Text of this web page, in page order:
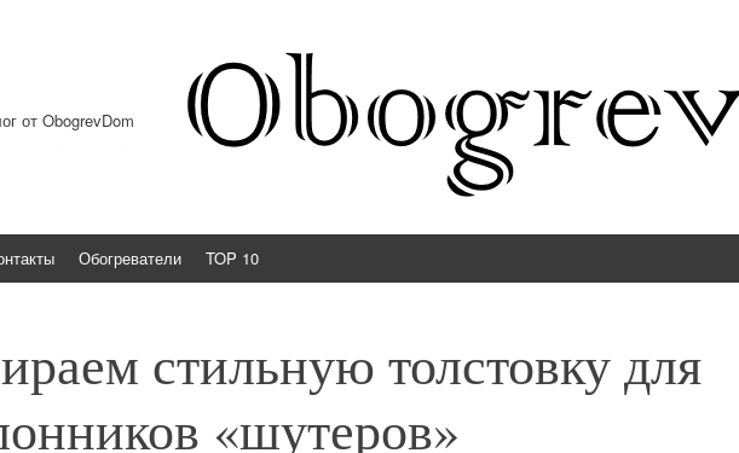
от ObogrevDom
Обогреватели TOP 10
стильную толстовку для
«шутеров»